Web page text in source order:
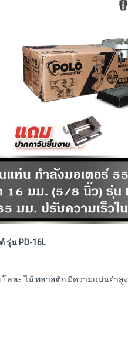
รุ่น PD-16L
ลหะ ไม้ พลาสติก มีความแม่นยำสูง